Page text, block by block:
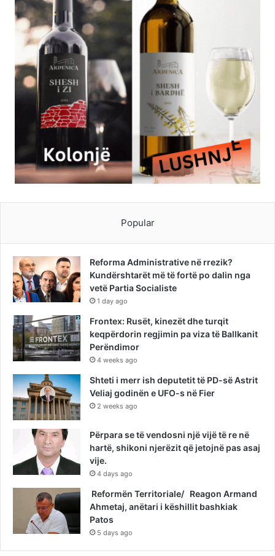
Popular
Reforma Administrative në rrezik?
Kundërshtarët më të fortë po dalin nga
vetë Partia Socialiste
1 day ago
Frontex: Rusët, kinezët dhe turqit
keqpërdorin regjimin pa viza të Ballkanit
Perëndimor
4 weeks ago
Shteti i merr ish deputetit të PD-së Astrit
Veliaj godinën e UFO-s në Fier
2 weeks ago
Përpara se të vendosni një vijë të re në
hartë, shikoni njerëzit që jetojnë pas asaj
vije.
4 days ago
Reformën Territoriale/ Reagon Armand
Ahmetaj, anëtari i këshillit bashkiak
Patos
5 days ago